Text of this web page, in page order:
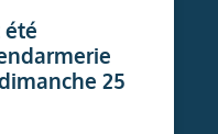
été
25